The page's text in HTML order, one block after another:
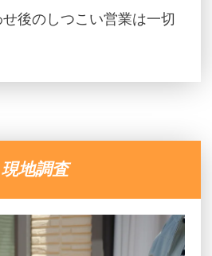
後のしつこい営業は一切
地調査